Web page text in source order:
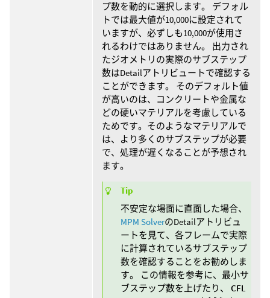
プ数を動的に選択します。 デフォル
トでは最大値が10,000に設定されて
いますが、必ずしも10,000が使用さ
れるわけではありません。 出力され
たジオメトリの実際のサブステップ
数はDetailアトリビュートで確認する
ことができます。 そのデフォルト値
が高いのは、コンクリートや金属な
どの硬いマテリアルを考慮している
ためです。そのようなマテリアルで
は、より多くのサブステップが必要
で、処理が遅くなることが予想され
ます。
Tip
不安定な場面に直面した場合、
MPM SolverのDetailアトリビュ
ートを見て、各フレームで実際
に計算されているサブステップ
数を確認することをお勧めしま
す。 この情報を参考に、最小サ
ブステップ数を上げたり、 CFL